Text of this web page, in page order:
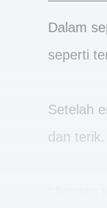
Dalam
seperti
Setelah
dan terik.